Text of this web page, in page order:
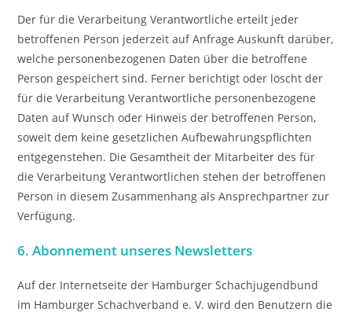
Der für die Verarbeitung Verantwortliche erteilt jeder
betroffenen Person jederzeit auf Anfrage Auskunft darüber,
welche personenbezogenen Daten über die betroffene
Person gespeichert sind. Ferner berichtigt oder löscht der
für die Verarbeitung Verantwortliche personenbezogene
Daten auf Wunsch oder Hinweis der betroffenen Person,
soweit dem keine gesetzlichen Aufbewahrungspflichten
entgegenstehen. Die Gesamtheit der Mitarbeiter des für
die Verarbeitung Verantwortlichen stehen der betroffenen
Person in diesem Zusammenhang als Ansprechpartner zur
Verfügung.
6. Abonnement unseres Newsletters
Auf der Internetseite der Hamburger Schachjugendbund
im Hamburger Schachverband e. V. wird den Benutzern die